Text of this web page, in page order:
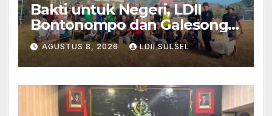
Bakti untuk Negeri, LDII
Bontonompo dan Galesong
Kerja Bakti Bersama di
Lapangan Barembeng
AGUSTUS 8, 2026 LDII SULSEL